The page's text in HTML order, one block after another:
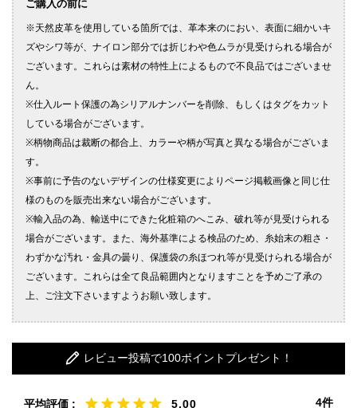
レビュー投稿で100ポイントプレゼント！
5.00 4